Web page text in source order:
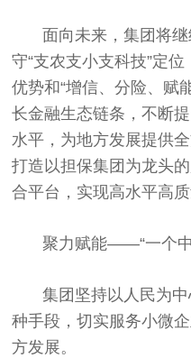
面向未来，集团将
守“支农支小支科技”定
优势和“增信、分险、赋
长金融生态链条，不断
水平，为地方发展提供
打造以担保集团为龙头
合平台，实现高水平高质
聚力赋能——“一个中
集团坚持以人民为
种手段，切实服务小微
方发展。